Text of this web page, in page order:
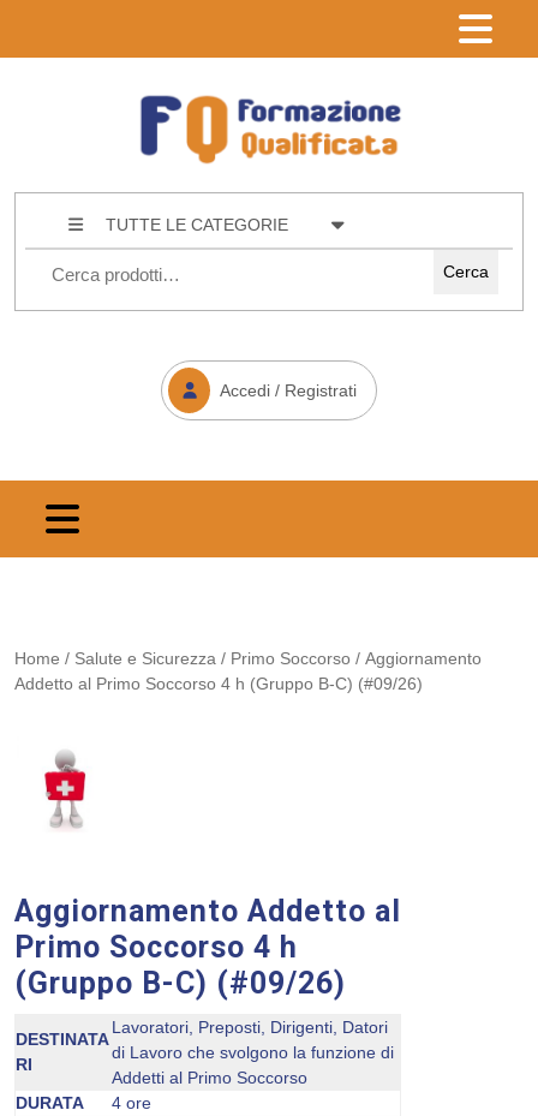
TUTTE LE CATEGORIE
Cerca
Accedi / Registrati
Home / Salute e Sicurezza / Primo Soccorso / Aggiornamento
Addetto al Primo Soccorso 4 h (Gruppo B-C) (#09/26)
Aggiornamento Addetto al
Primo Soccorso 4 h
(Gruppo B-C) (#09/26)
DESTINATA
RI
Lavoratori, Preposti, Dirigenti, Datori
di Lavoro che svolgono la funzione di
Addetti al Primo Soccorso
DURATA
4 ore